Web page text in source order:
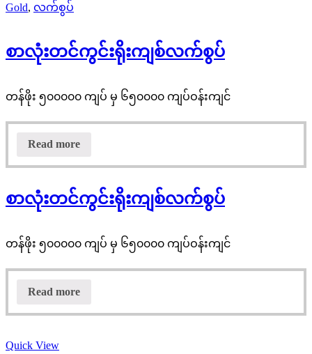
Gold, လက်စွပ်
စာလုံးတင်ကွင်းရိုးကျစ်လက်စွပ်
တန်ဖိုး ၅၀၀၀၀၀ ကျပ် မှ ၆၅၀၀၀၀ ကျပ်ဝန်းကျင်
Read more
စာလုံးတင်ကွင်းရိုးကျစ်လက်စွပ်
တန်ဖိုး ၅၀၀၀၀၀ ကျပ် မှ ၆၅၀၀၀၀ ကျပ်ဝန်းကျင်
Read more
Quick View